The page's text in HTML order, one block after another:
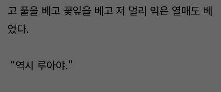
고 풀을 베고 꽃잎을 베고 저 멀리 익은 열매도 베
었다.
“역시 루아야."